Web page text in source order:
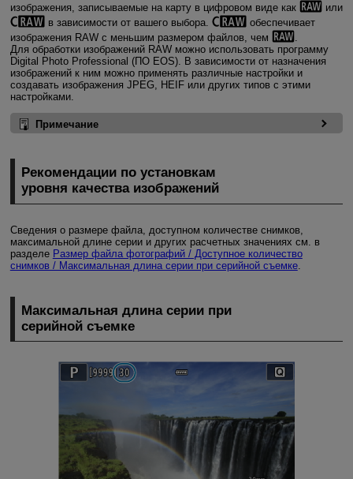
изображения, записываемые на карту в цифровом виде как
или
в зависимости от вашего выбора.
обеспечивает
изображения RAW с меньшим размером файлов, чем
.
Для обработки изображений RAW можно использовать программу
Digital Photo Professional (ПО EOS). В зависимости от назначения
изображений к ним можно применять различные настройки и
создавать изображения JPEG, HEIF или других типов с этими
настройками.
Примечание
Рекомендации по установкам
уровня качества изображений
Сведения о размере файла, доступном количестве снимков,
максимальной длине серии и других расчетных значениях см. в
разделе Размер файла фотографий / Доступное количество
снимков / Максимальная длина серии при серийной съемке.
Максимальная длина серии при
серийной съемке